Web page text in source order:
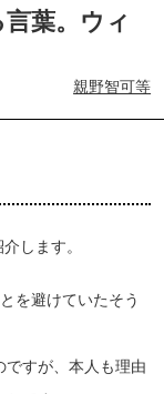
葉。ウィ
親野智可等
します。
を避けていたそう
ですが、本人も理由